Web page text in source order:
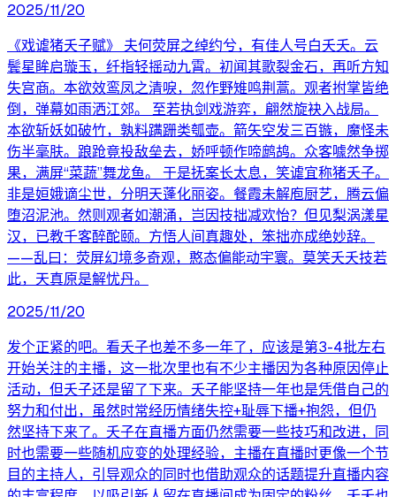
2025/11/20
《戏谑猪夭子赋》 夫何荧屏之绰约兮，有佳人号白夭夭。云
鬓星眸启璇玉，纤指轻摇动九霄。初闻其歌裂金石，再听方知
失宫商。本欲效鸾凤之清唳，忽作野雉鸣荆蒿。观者拊掌皆绝
倒，弹幕如雨洒江郊。 至若执剑戏游弈，翩然旋袂入战局。
本欲斩妖如破竹，孰料蹒跚类瓠壶。箭矢空发三百镞，魔怪未
伤半毫肤。踉跄竟投敌垒去，娇呼顿作啼鹧鸪。众客噱然争掷
果，满屏“菜蔬”舞龙鱼。 于是抚案长太息，笑谑宜称猪夭子。
非是姮娥谪尘世，分明天蓬化丽姿。餐霞未解庖厨艺，腾云偏
堕沼泥池。然则观者如潮涌，岂因技拙减欢怡？但见梨涡漾星
汉，已教千客醉酡颐。方悟人间真趣处，笨拙亦成绝妙辞。
——乱曰：荧屏幻境多奇观，憨态偏能动宇寰。莫笑夭夭技若
此，天真原是解忧丹。
2025/11/20
发个正紧的吧。看夭子也差不多一年了，应该是第3-4批左右
开始关注的主播，这一批次里也有不少主播因为各种原因停止
活动，但夭子还是留了下来。夭子能坚持一年也是凭借自己的
努力和付出，虽然时常经历情绪失控+耻辱下播+抱怨，但仍
然坚持下来了。夭子在直播方面仍然需要一些技巧和改进，同
时也需要一些随机应变的处理经验，主播在直播时更像一个节
目的主持人，引导观众的同时也借助观众的话题提升直播内容